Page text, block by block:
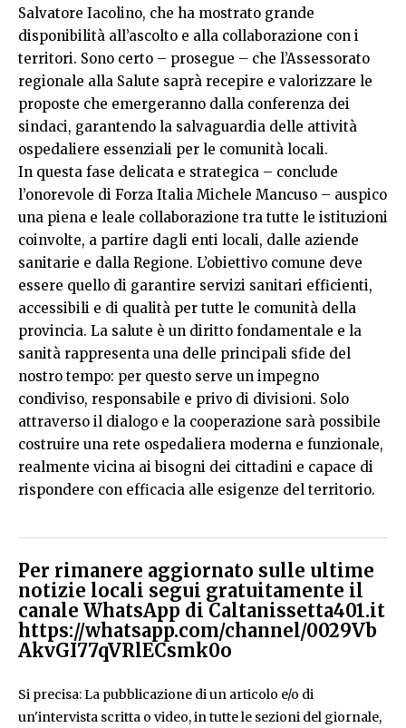
Salvatore Iacolino, che ha mostrato grande
disponibilità all’ascolto e alla collaborazione con i
territori. Sono certo – prosegue – che l’Assessorato
regionale alla Salute saprà recepire e valorizzare le
proposte che emergeranno dalla conferenza dei
sindaci, garantendo la salvaguardia delle attività
ospedaliere essenziali per le comunità locali.
In questa fase delicata e strategica – conclude
l’onorevole di Forza Italia Michele Mancuso – auspico
una piena e leale collaborazione tra tutte le istituzioni
coinvolte, a partire dagli enti locali, dalle aziende
sanitarie e dalla Regione. L’obiettivo comune deve
essere quello di garantire servizi sanitari efficienti,
accessibili e di qualità per tutte le comunità della
provincia. La salute è un diritto fondamentale e la
sanità rappresenta una delle principali sfide del
nostro tempo: per questo serve un impegno
condiviso, responsabile e privo di divisioni. Solo
attraverso il dialogo e la cooperazione sarà possibile
costruire una rete ospedaliera moderna e funzionale,
realmente vicina ai bisogni dei cittadini e capace di
rispondere con efficacia alle esigenze del territorio.
Per rimanere aggiornato sulle ultime
notizie locali segui gratuitamente il
canale WhatsApp di Caltanissetta401.it
https://whatsapp.com/channel/0029Vb
AkvGI77qVRlECsmk0o
Si precisa: La pubblicazione di un articolo e/o di
un'intervista scritta o video, in tutte le sezioni del giornale,